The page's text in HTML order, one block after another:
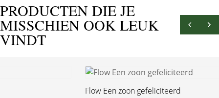
PRODUCTEN DIE JE
MISSCHIEN OOK LEUK
VINDT
Flow Een zoon gefeliciteerd